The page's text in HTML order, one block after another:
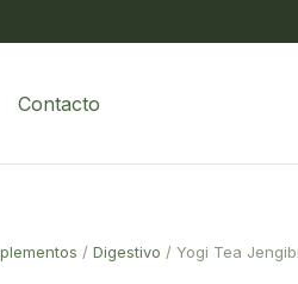
Contacto
/ Digestivo / Yogi Tea